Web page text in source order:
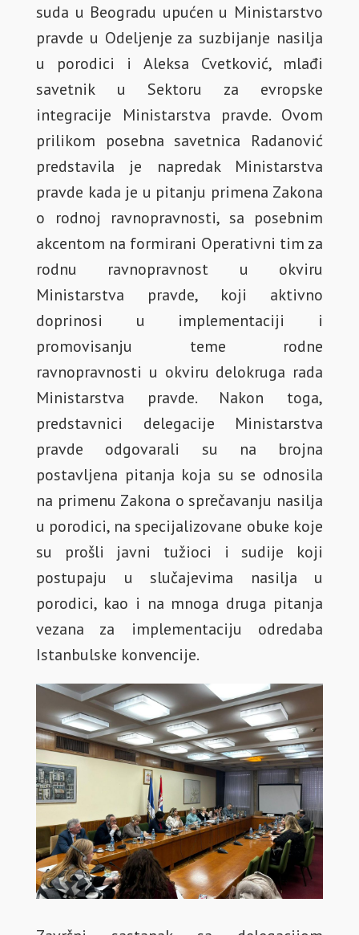
suda u Beogradu upućen u Ministarstvo
pravde u Odeljenje za suzbijanje nasilja
u porodici i Aleksa Cvetković, mlađi
savetnik u Sektoru za evropske
integracije Ministarstva pravde. Ovom
prilikom posebna savetnica Radanović
predstavila je napredak Ministarstva
pravde kada je u pitanju primena Zakona
o rodnoj ravnopravnosti, sa posebnim
akcentom na formirani Operativni tim za
rodnu ravnopravnost u okviru
Ministarstva pravde, koji aktivno
doprinosi u implementaciji i
promovisanju teme rodne
ravnopravnosti u okviru delokruga rada
Ministarstva pravde. Nakon toga,
predstavnici delegacije Ministarstva
pravde odgovarali su na brojna
postavljena pitanja koja su se odnosila
na primenu Zakona o sprečavanju nasilja
u porodici, na specijalizovane obuke koje
su prošli javni tužioci i sudije koji
postupaju u slučajevima nasilja u
porodici, kao i na mnoga druga pitanja
vezana za implementaciju odredaba
Istanbulske konvencije.